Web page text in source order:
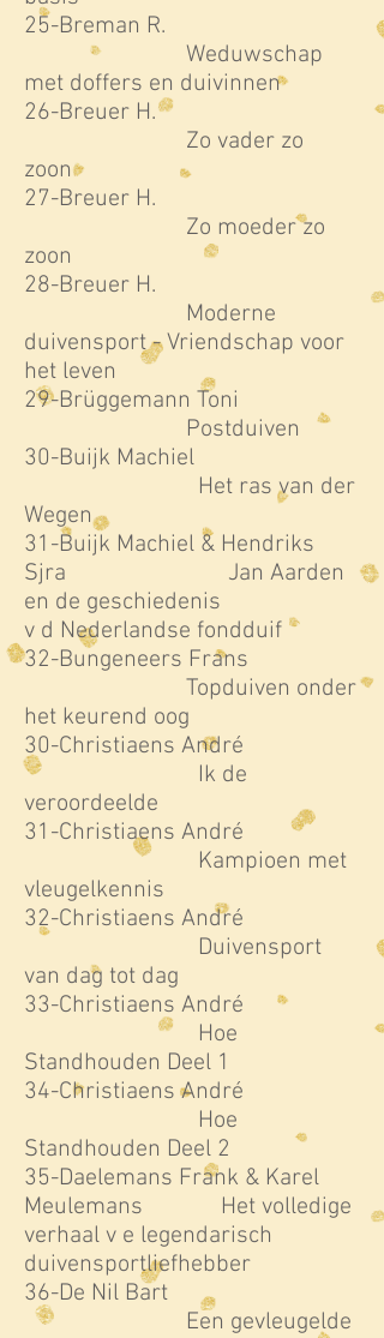
25-Breman R.
Weduwschap
met doffers en duivinnen
26-Breuer H.
Zo vader zo
zoon
27-Breuer H.
Zo moeder zo
zoon
28-Breuer H.
Moderne
duivensport - Vriendschap voor
het leven
29-Brüggemann Toni
Postduiven
30-Buijk Machiel
Het ras van der
Wegen
31-Buijk Machiel & Hendriks
Sjra Jan Aarden
en de geschiedenis
v d Nederlandse fondduif
32-Bungeneers Frans
Topduiven onder
het keurend oog
30-Christiaens André
Ik de
veroordeelde
31-Christiaens André
Kampioen met
vleugelkennis
32-Christiaens André
Duivensport
van dag tot dag
33-Christiaens André
Hoe
Standhouden Deel 1
34-Christiaens André
Hoe
Standhouden Deel 2
35-Daelemans Frank & Karel
Meulemans Het volledige
verhaal v e legendarisch
duivensportliefhebber
36-De Nil Bart
Een gevleugelde